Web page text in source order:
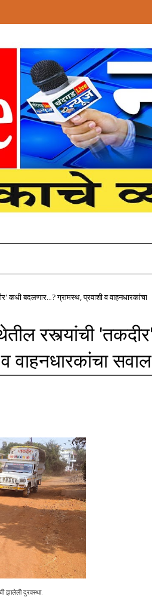
कधी बदलणार...? ग्रामस्थ, प्रवाशी व वाहनधारकांचा
रस्त्यांची
वाहनधारकांचा सवाल
झालेली दुरवस्था.